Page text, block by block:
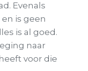
Evenals
is geen
is al goed.
naar
voor die